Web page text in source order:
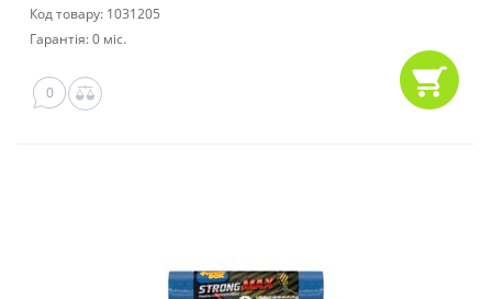
Код товару: 1031205
Гарантія: 0 міс.
0